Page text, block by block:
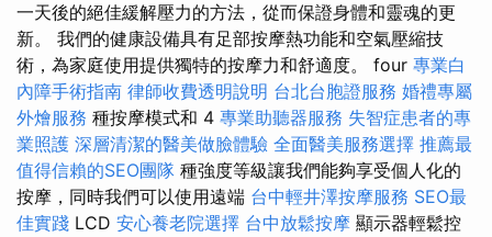
一天後的絕佳緩解壓力的方法，從而保證身體和靈魂的更
新。 我們的健康設備具有足部按摩熱功能和空氣壓縮技
術，為家庭使用提供獨特的按摩力和舒適度。 four 專業白
內障手術指南 律師收費透明說明 台北台胞證服務 婚禮專屬
外燴服務 種按摩模式和 4 專業助聽器服務 失智症患者的專
業照護 深層清潔的醫美做臉體驗 全面醫美服務選擇 推薦最
值得信賴的SEO團隊 種強度等級讓我們能夠享受個人化的
按摩，同時我們可以使用遠端 台中輕井澤按摩服務 SEO最
佳實踐 LCD 安心養老院選擇 台中放鬆按摩 顯示器輕鬆控